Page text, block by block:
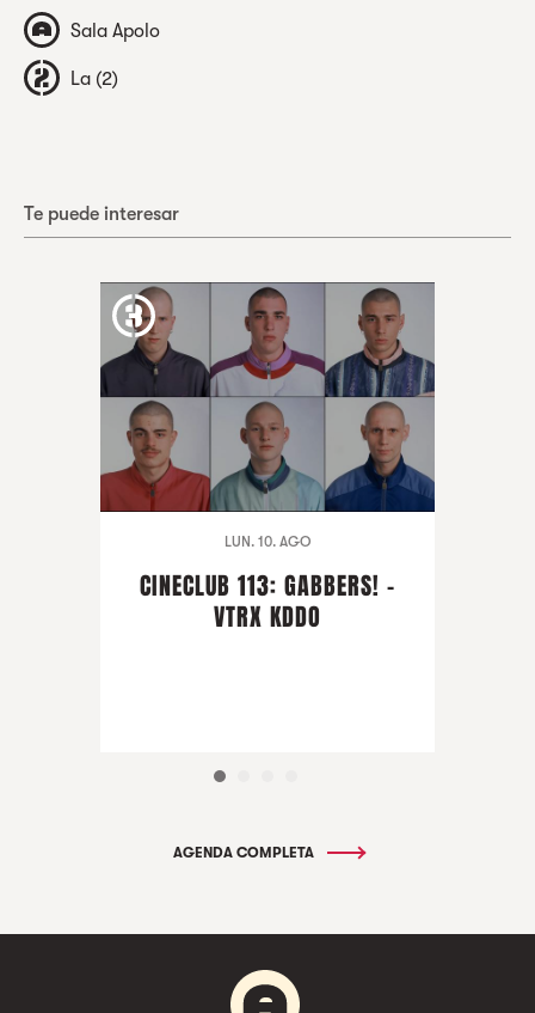
Sala Apolo
La (2)
Te puede interesar
LUN. 10. AGO
CINECLUB 113: GABBERS! -
VTRX KDDO
AGENDA COMPLETA